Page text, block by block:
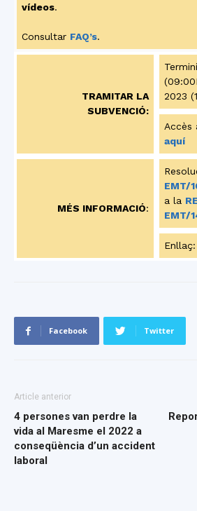
vídeos.
Consultar FAQ’s.
TRAMITAR LA
SUBVENCIÓ:
2023
Accès
aquí
MÉS INFORMACIÓ:
EMT/
a la
EMT/
Enllaç:
Facebook Twitter
Article anterior
4 persones van perdre la
vida al Maresme el 2022 a
conseqüència d’un accident
laboral